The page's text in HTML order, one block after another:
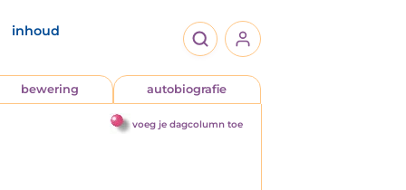
inhoud
bewering autobiografie
voeg je dagcolumn toe